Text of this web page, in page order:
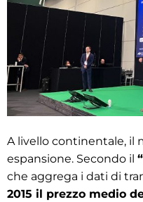
A livello continentale, il
espansione. Secondo il
che aggrega i dati di
2015 il prezzo medio